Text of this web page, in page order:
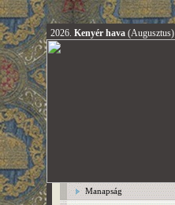
2026. Kenyér hava (Augusztus)
Manapság